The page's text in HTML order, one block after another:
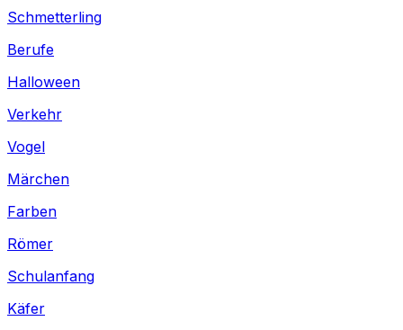
Schmetterling
Berufe
Halloween
Verkehr
Vogel
Märchen
Farben
Römer
Schulanfang
Käfer